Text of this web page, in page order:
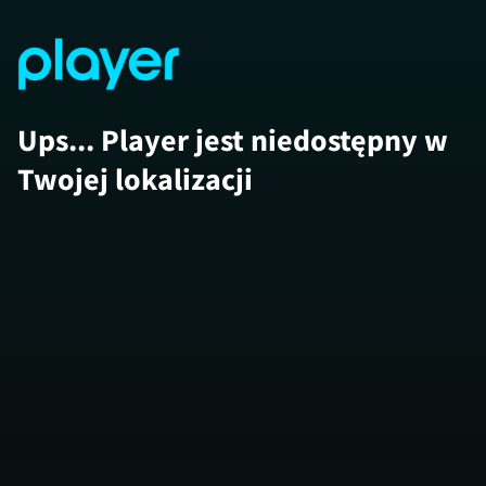
Ups... Player jest niedostępny w
Twojej lokalizacji